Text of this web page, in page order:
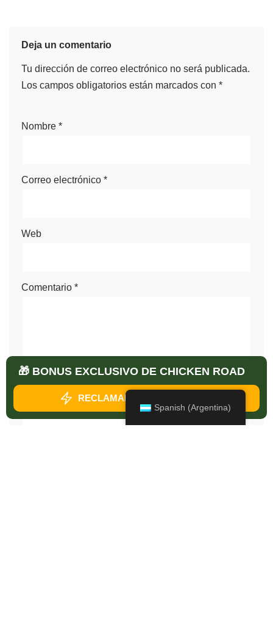
Deja un comentario
Tu dirección de correo electrónico no será publicada.
Los campos obligatorios están marcados con *
Nombre *
Correo electrónico *
Web
Comentario *
Spanish (Argentina)
🎁 BONUS EXCLUSIVO DE CHICKEN ROAD
RECLAMAR MI BONIFICACIÓN